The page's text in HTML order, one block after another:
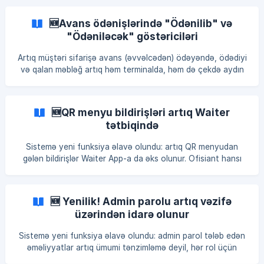
idi Çəki ilə satılan məhsulun qiyməti yalnız cəm məbləğ kimi
dəyişdirilirdi. 1 kq-ın qiymətini dəyişmək üçün kassir cəmi
çəkiyə bölərək özü hesablamalı
🆕Avans ödənişlərində "Ödənilib" və
"Ödəniləcək" göstəriciləri
Artıq müştəri sifarişə avans (əvvəlcədən) ödəyəndə, ödədiyi
və qalan məbləğ artıq həm terminalda, həm də çekdə aydın
olunub: Ödənilib və Ödəniləcək. Müştəri sifarişə avans
ödədikdə, bu bloklar həm terminalda, həm də çekdə görünür.
🖥️ Terminal *Ödənilib və Ödəniləcək
🆕QR menyu bildirişləri artıq Waiter
tətbiqində
Sistemə yeni funksiya əlavə olundu: artıq QR menyudan
gələn bildirişlər Waiter App-a da əks olunur. Ofisiant hansı
çağırır" Hesab istəyi — "Masa 5 hesab istəyir" Yeni sifariş —
"Masa 5 yeni sifariş göndərdi" 🖥️ **N
🆕 Yenilik! Admin parolu artıq vəzifə
üzərindən idarə olunur
Sistemə yeni funksiya əlavə olundu: admin parol tələb edən
əməliyyatlar artıq ümumi tənzimləmə deyil, hər rol üçün